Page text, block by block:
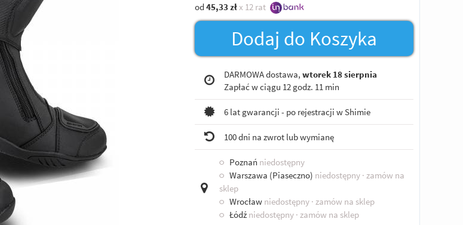
od 45,33 zł x 12 rat
Dodaj do Koszyka
DARMOWA dostawa, wtorek 18 sierpnia
Zapłać w ciągu 12 godz. 11 min
6 lat gwarancji - po rejestracji w Shimie
100 dni na zwrot lub wymianę
○ Poznań niedostępny
○ Warszawa (Piaseczno) niedostępny · zamów na
sklep
○ Wrocław niedostępny · zamów na sklep
○ Łódź niedostępny · zamów na sklep